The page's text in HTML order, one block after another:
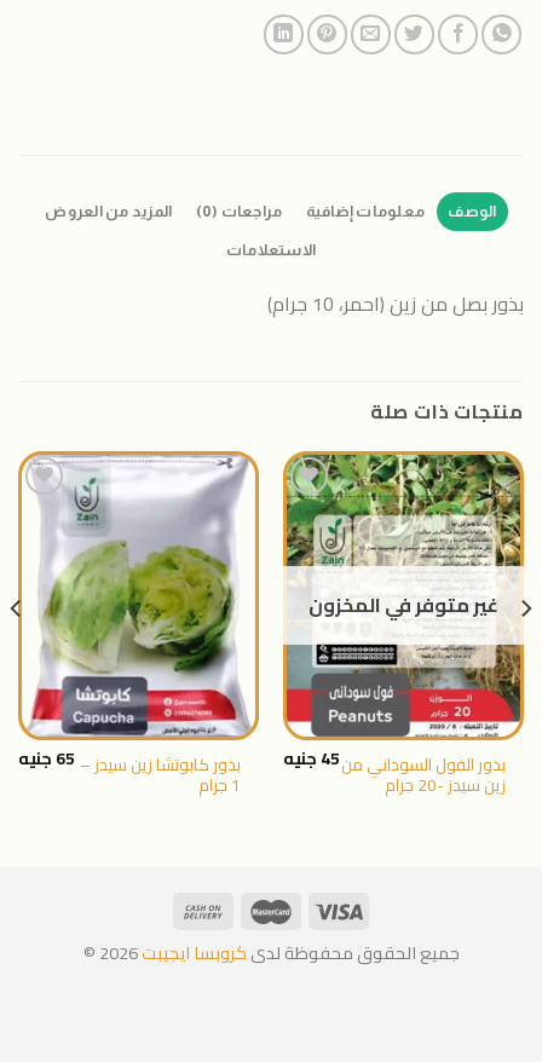
الوصف معلومات إضافية مراجعات (0) المزيد من العروض
الاستعلامات
بذور بصل من زين (احمر، 10 جرام)
منتجات ذات صلة
اضافة
الى
المنتجات
المفضلةغير متوفر في المخزون
بذور الفول السوداني من
زين سيدز -20 جرام
45جنيه
الى
المنتجات
المفضلة
بذور كابوتشا زين سيدز –
1 جرام
65جنيه
جميع الحقوق محفوظة لدىكروبسا ايجيبت2026 ©